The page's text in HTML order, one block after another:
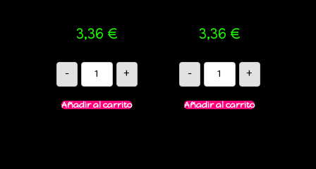
3,36 €
- +
Añadir al carrito
3,36 €
- +
Añadir al carrito